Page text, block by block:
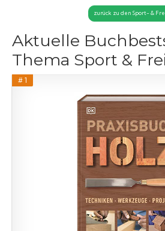
zurück zu den Sport- &
Aktuelle
Thema Sport &
# 1